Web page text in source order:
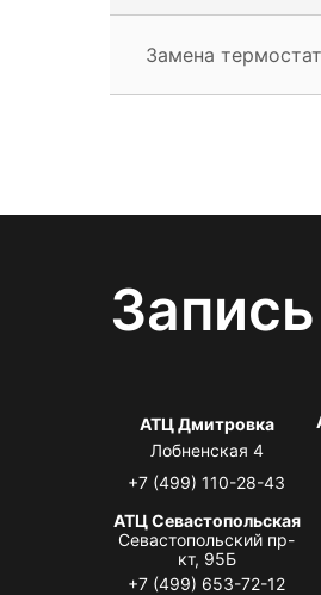
Замена
АТЦ Дмитровка
Лобненская 4
+7 (499) 110-28-43
АТЦ Севастопольская
Севастопольский пр-
кт, 95Б
+7 (499) 653-72-12